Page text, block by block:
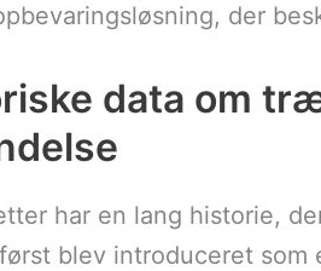
der
data om
har en lang historie,
blev introduceret